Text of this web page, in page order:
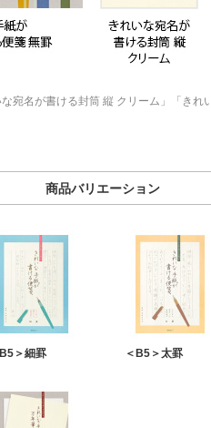
な宛名が書ける封筒 縦 クリーム」
「き
商品バリエーション
＞細罫 ＜B5＞太罫